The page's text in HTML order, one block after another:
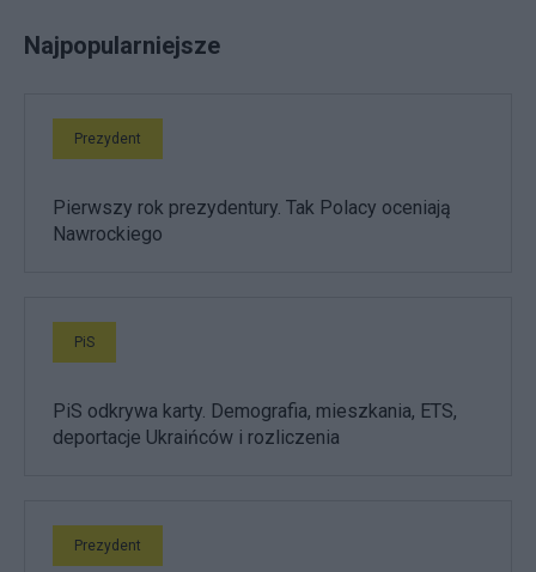
Najpopularniejsze
Prezydent
Pierwszy rok prezydentury. Tak Polacy oceniają
Nawrockiego
PiS
PiS odkrywa karty. Demografia, mieszkania, ETS,
deportacje Ukraińców i rozliczenia
Prezydent